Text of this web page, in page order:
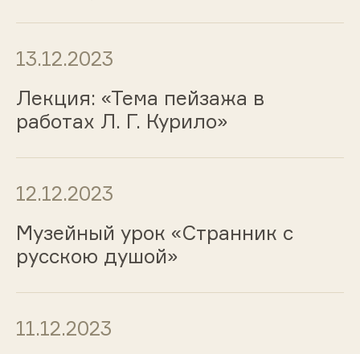
13.12.2023
Лекция: «Тема пейзажа в
работах Л. Г. Курило»
12.12.2023
Музейный урок «Странник с
русскою душой»
11.12.2023